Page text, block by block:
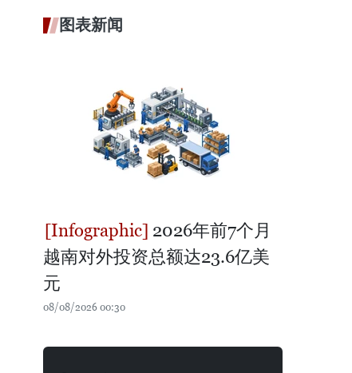
图表新闻
2026年前7个月
越南对外投资总额达23.6亿美
元
08/08/2026 00:30